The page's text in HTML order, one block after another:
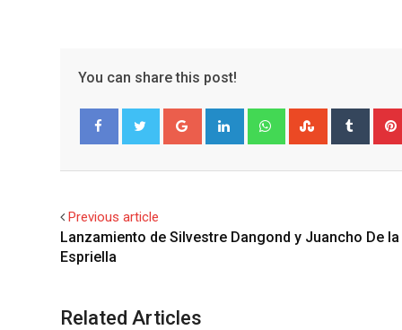
You can share this post!
Google+ LinkedIn WhatsappStumbleUpon
Tumblr
Previous article
Lanzamiento de Silvestre Dangond y Juancho De la
Espriella
Related Articles